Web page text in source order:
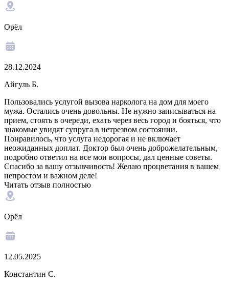
Орёл
28.12.2024
Айгуль Б.
Пользовались услугой вызова нарколога на дом для моего
мужа. Остались очень довольны. Не нужно записываться на
прием, стоять в очереди, ехать через весь город и бояться, что
знакомые увидят супруга в нетрезвом состоянии.
Понравилось, что услуга недорогая и не включает
неожиданных доплат. Доктор был очень доброжелательным,
подробно ответил на все мои вопросы, дал ценные советы.
Спасибо за вашу отзывчивость! Желаю процветания в вашем
непростом и важном деле!
Читать отзыв полностью
Орёл
12.05.2025
Константин С.